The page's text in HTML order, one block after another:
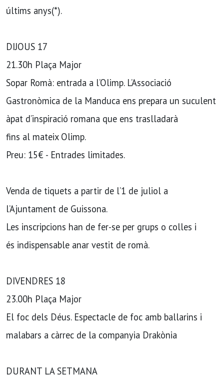
últims anys(*).
DIJOUS 17
21.30h Plaça Major
Sopar Romà: entrada a l’Olimp. L’Associació
Gastronòmica de la Manduca ens prepara un suculent
àpat d’inspiració romana que ens traslladarà
fins al mateix Olimp.
Preu: 15€ - Entrades limitades.
Venda de tiquets a partir de l’1 de juliol a
l’Ajuntament de Guissona.
Les inscripcions han de fer-se per grups o colles i
és indispensable anar vestit de romà.
DIVENDRES 18
23.00h Plaça Major
El foc dels Déus. Espectacle de foc amb ballarins i
malabars a càrrec de la companyia Drakònia
DURANT LA SETMANA